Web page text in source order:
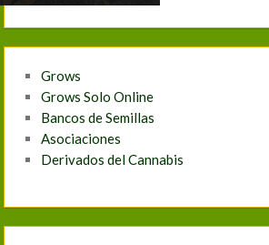
Grows
Grows Solo Online
Bancos de Semillas
Asociaciones
Derivados del Cannabis